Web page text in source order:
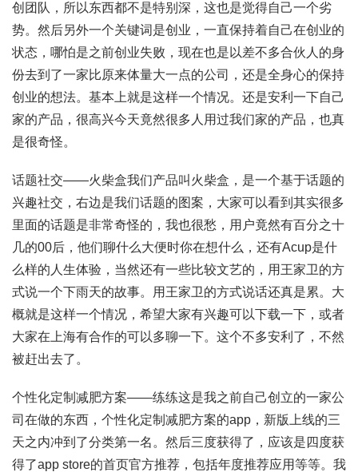
创团队，所以东西都不是特别深，这也是觉得自己一个劣
势。然后另外一个关键词是创业，一直保持着自己在创业的
状态，哪怕是之前创业失败，现在也是以差不多合伙人的身
份去到了一家比原来体量大一点的公司，还是全身心的保持
创业的想法。基本上就是这样一个情况。还是安利一下自己
家的产品，很高兴今天竟然很多人用过我们家的产品，也真
是很奇怪。
话题社交——火柴盒我们产品叫火柴盒，是一个基于话题的
兴趣社交，右边是我们话题的图案，大家可以看到其实很多
里面的话题是非常奇怪的，我也很愁，用户竟然有百分之十
几的00后，他们聊什么大便时你在想什么，还有Acup是什
么样的人生体验，当然还有一些比较文艺的，用王家卫的方
式说一个下雨天的故事。用王家卫的方式说话还真是累。大
概就是这样一个情况，希望大家有兴趣可以下载一下，或者
大家在上海有合作的可以多聊一下。这个不多安利了，不然
被赶出去了。
个性化定制减肥方案——练练这是我之前自己创立的一家公
司在做的东西，个性化定制减肥方案的app，新版上线的三
天之内冲到了分类第一名。然后三度获得了，应该是四度获
得了app store的首页官方推荐，包括年度推荐应用等等。我